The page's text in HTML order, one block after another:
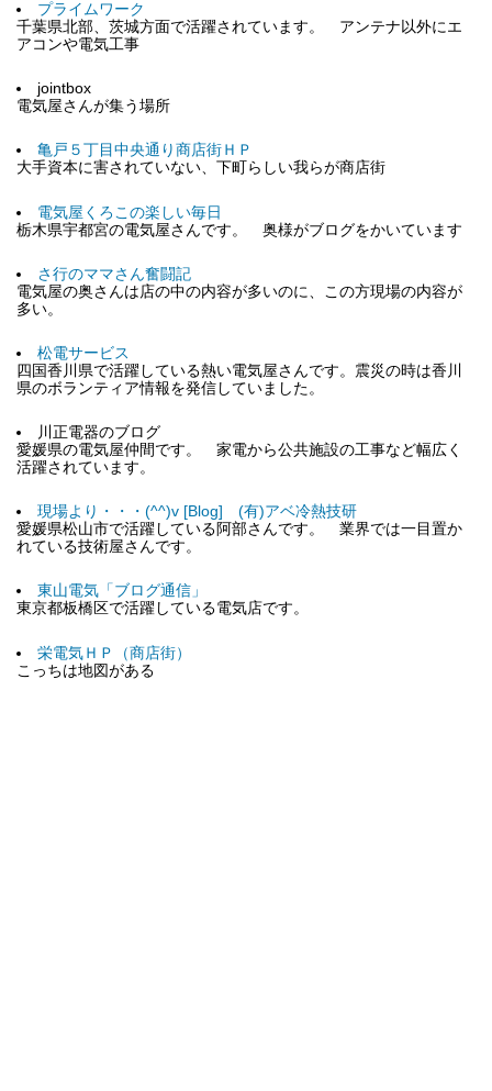
プライムワーク
千葉県北部、茨城方面で活躍されています。 アンテナ以外にエ
アコンや電気工事
jointbox
電気屋さんが集う場所
亀戸５丁目中央通り商店街ＨＰ
大手資本に害されていない、下町らしい我らが商店街
電気屋くろこの楽しい毎日
栃木県宇都宮の電気屋さんです。 奥様がブログをかいています
さ行のママさん奮闘記
電気屋の奥さんは店の中の内容が多いのに、この方現場の内容が
多い。
松電サービス
四国香川県で活躍している熱い電気屋さんです。震災の時は香川
県のボランティア情報を発信していました。
川正電器のブログ
愛媛県の電気屋仲間です。 家電から公共施設の工事など幅広く
活躍されています。
現場より・・・(^^)v [Blog] (有)アベ冷熱技研
愛媛県松山市で活躍している阿部さんです。 業界では一目置か
れている技術屋さんです。
東山電気「ブログ通信」
東京都板橋区で活躍している電気店です。
栄電気ＨＰ（商店街）
こっちは地図がある